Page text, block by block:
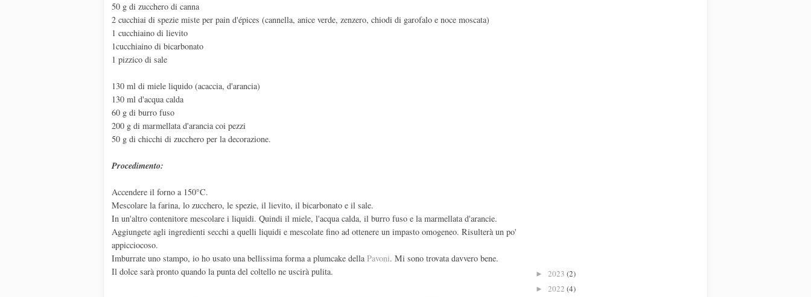
50 g di zucchero di canna
2 cucchiai di spezie miste per pain d'épices (cannella, anice verde, zenzero, chiodi di garofalo e noce moscata)
1 cucchiaino di lievito
1cucchiaino di bicarbonato
1 pizzico di sale
130 ml di miele liquido (acaccia, d'arancia)
130 ml d'acqua calda
60 g di burro fuso
200 g di marmellata d'arancia coi pezzi
50 g di chicchi di zucchero per la decorazione.
Procedimento:
Accendere il forno a 150°C.
Mescolare la farina, lo zucchero, le spezie, il lievito, il bicarbonato e il sale.
In un'altro contenitore mescolare i liquidi. Quindi il miele, l'acqua calda, il burro fuso e la marmellata d'arancie.
Aggiungete agli ingredienti secchi a quelli liquidi e mescolate fino ad ottenere un impasto omogeneo. Risulterà un po'
appicciocoso.
Imburrate uno stampo, io ho usato una bellissima forma a plumcake dellaPavoni. Mi sono trovata davvero bene.
Il dolce sarà pronto quando la punta del coltello ne uscirà pulita.
► 2023 (2)
► 2022 (4)